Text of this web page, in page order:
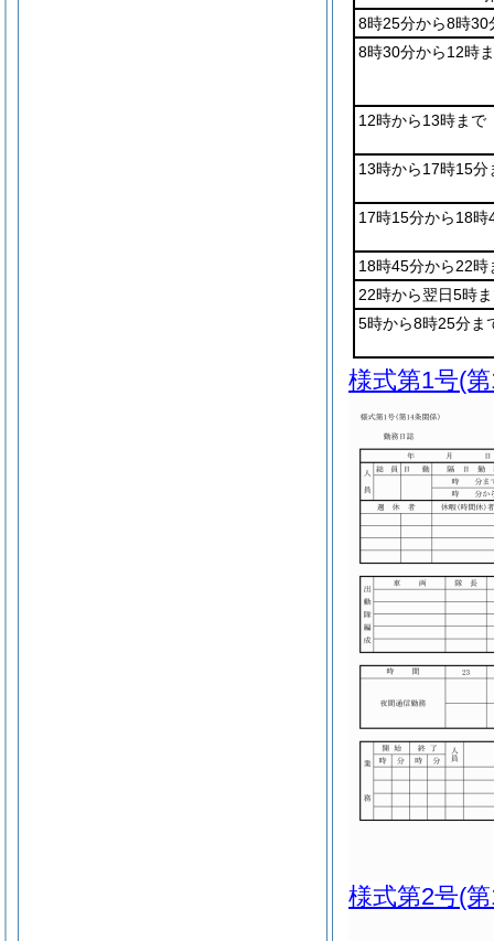
8時25分から8時30
8時30分から12時
12時から13時まで
13時から17時15分
17時15分から18時
18時45分から22時
22時から翌日5時
5時から8時25分ま
様式第1号(
様式第2号(